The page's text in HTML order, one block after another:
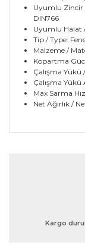
Uyumlu Zincir
DIN766
Uyumlu Halat
Tip / Type:
Malzeme /
Kopartma
Çalışma
Çalışma
Max Sarma
Net Ağırlık /
Bu ürünün
Ürün
Kargo